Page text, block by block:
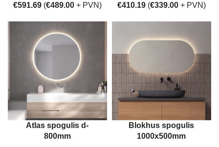
€591.69 (€489.00+ PVN)
€410.19 (€339.00+ PVN)
Atlas spogulis d-
800mm
Blokhus spogulis
1000x500mm